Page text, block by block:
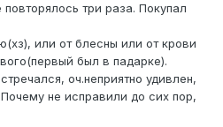
три раза. Покупал
или от блесны или от крови
был в падарке).
оч.неприятно удивлен,
не исправили до сих пор,